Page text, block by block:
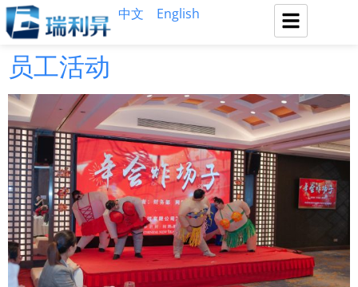
中文 English
员工活动